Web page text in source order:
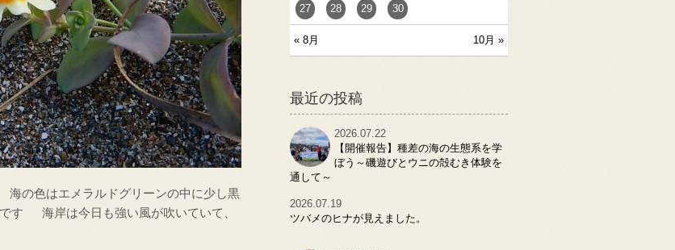
の色はエメラルドグリーンの中に少し黒
す 海岸は今日も強い風が吹いていて、
« 8月 10月 »
27 28 29 30
最近の投稿
2026.07.22
【開催報告】種差の海の生態系を学
ぼう～磯遊びとウニの殻むき体験を
通して～
2026.07.19
ツバメのヒナが見えました。